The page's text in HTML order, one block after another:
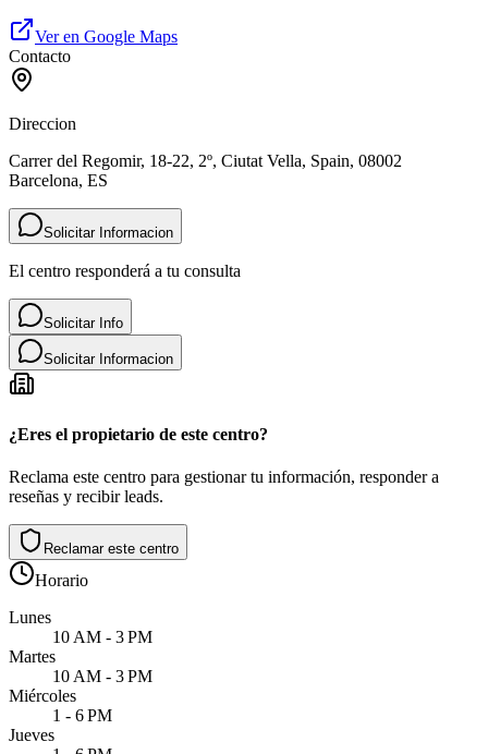
Ver en Google Maps
Contacto
Direccion
Carrer del Regomir, 18-22, 2º, Ciutat Vella, Spain, 08002
Barcelona, ES
Solicitar Informacion
El centro responderá a tu consulta
Solicitar Info
Solicitar Informacion
¿Eres el propietario de este centro?
Reclama este centro para gestionar tu información, responder a
reseñas y recibir leads.
Reclamar este centro
Horario
Lunes
10 AM - 3 PM
Martes
10 AM - 3 PM
Miércoles
1 - 6 PM
Jueves